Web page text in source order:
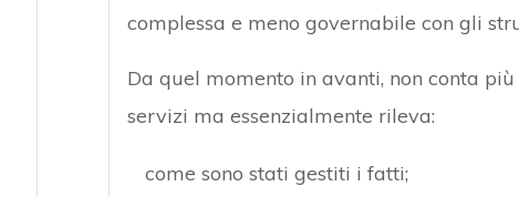
complessa e meno governabile con gli
Da quel momento in avanti, non conta
servizi ma essenzialmente rileva:
come sono stati gestiti i fatti;